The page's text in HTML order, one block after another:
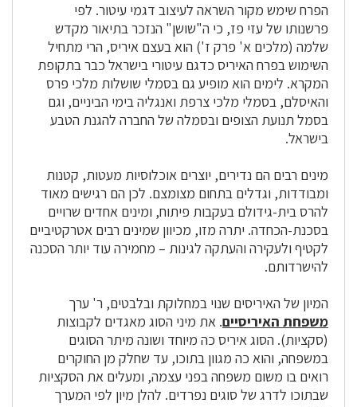
הפרח שימש מקור השראה לעיצוב דגמי עיטור. לפי
פרשנותו של עזי פז, כי ה"שושן" הנזכר בתיאור מקדש
שלמה (מלכים א' פרק ז') הוא בעצם איריס, הרי מתחיל
השימוש בפרח האיריס כדגם עיטורי בישראל כבר בתקופת
המקרא. לימים הוא מופיע גם בסמלי שושלות מלכי פרס
והאיסלם, בסמלי מלכי צרפת ואנגליה בימי הביניים, וגם
בסמל תנועת הצופים ובסמלה של החברה להגנת הטבע
בישראל.
מינים רבים הם נדירים, יוצרים אוכלוסיות מעטות, קטנות
ומבודדות, וגדלים בתחום מצומצם. לכן הם רגישים מאוד
להרס בית-גידולם בעקבות פיתוח, ומינים אחדים שרויים
בסכנת-הכחדה. יתרה מזו, מכיוון שמינים רבים אטרקטיביים
לקטיף ולעקירה והעתקה לגינות – מחמירה עוד יותר הסכנה
להישרדותם.
המיון של האיריסים שנוי במחלוקת ובלבטים, ר' ערך
משפחת האיריסיים. את מיני הסוג מאגדים לקבוצות
(סקציות). הסוג איריס כה מיוחד ושונה מיתר הסוגים
במשפחה, והוא כה מגוון בתוכו, עד שחלק מן החוקרים
רואים בו משום משפחה בפני עצמה, ומעלים את הסקציות
שבתוכו לדרג של סוגים נפרדים. להלן מיון לפי המערך